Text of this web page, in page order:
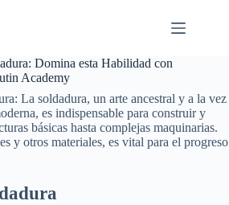
Domina esta Habilidad con
Academy
La soldadura, un arte ancestral y a la vez
es indispensable para construir y
básicas hasta complejas maquinarias.
y otros materiales, es vital para el progreso